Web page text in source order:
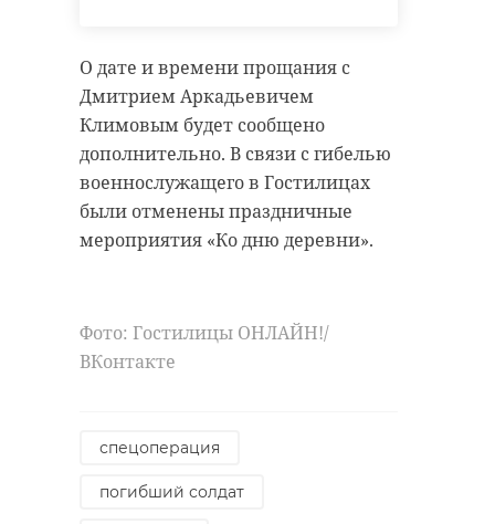
О дате и времени прощания с
Дмитрием Аркадьевичем
Климовым будет сообщено
дополнительно. В связи с гибелью
военнослужащего в Гостилицах
были отменены праздничные
мероприятия «Ко дню деревни».
Фото: Гостилицы ОНЛАЙН!/
ВКонтакте
спецоперация
погибший солдат